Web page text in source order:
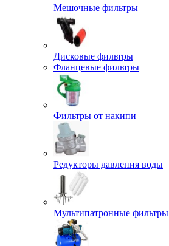
Мешочные фильтры
Дисковые фильтры
Фланцевые фильтры
Фильтры от накипи
Редукторы давления воды
Мультипатронные фильтры